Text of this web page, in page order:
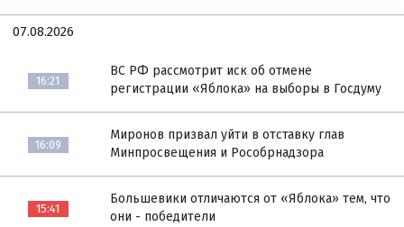
07.08.2026
16:21
ВС РФ рассмотрит иск об отмене
регистрации «Яблока» на выборы в Госдуму
16:09
Миронов призвал уйти в отставку глав
Минпросвещения и Рособрнадзора
15:41
Большевики отличаются от «Яблока» тем, что
они - победители